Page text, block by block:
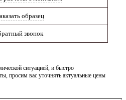
образец
звонок
ситуацией, и быстро
просим вас уточнять актуальные цены